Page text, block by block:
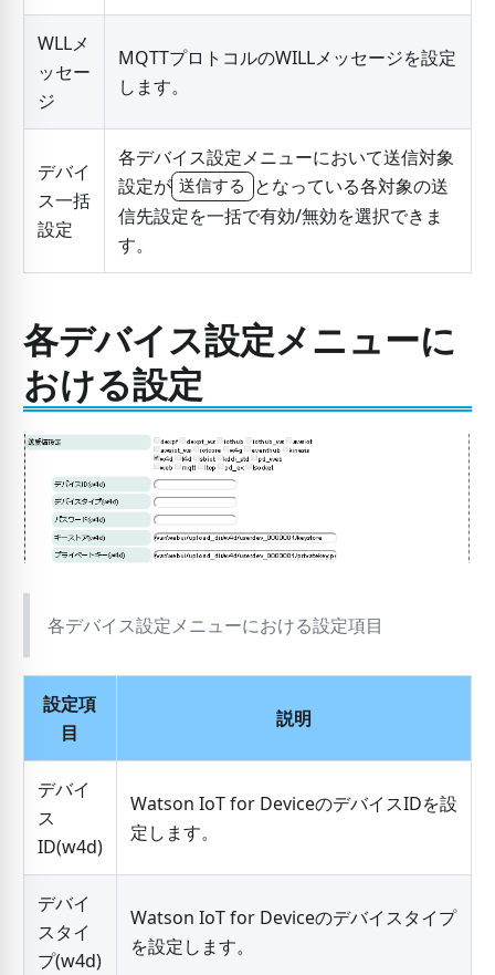
WLLメ
ッセー
ジ
MQTTプロトコルのWILLメッセージを設定
します。
デバイ
ス一括
設定
各デバイス設定メニューにおいて送信対象
設定が 送信する となっている各対象の送
信先設定を一括で有効/無効を選択できま
す。
各デバイス設定メニューに
おける設定
各デバイス設定メニューにおける設定項目
設定項
目
説明
デバイ
ス
ID(w4d)
Watson IoT for DeviceのデバイスIDを設
定します。
デバイ
スタイ
プ(w4d)
Watson IoT for Deviceのデバイスタイプ
を設定します。